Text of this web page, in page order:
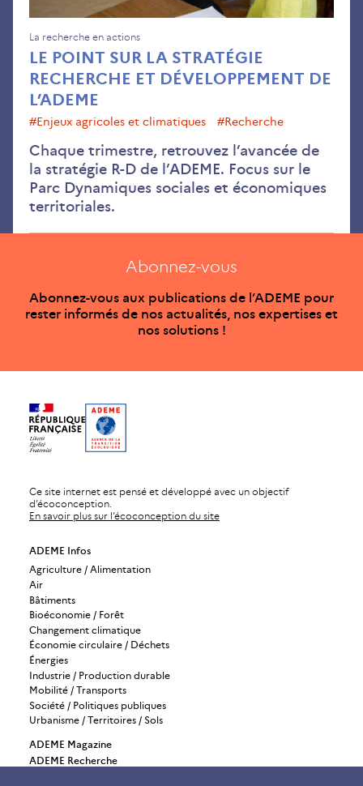
LE POINT SUR LA STRATÉGIE
RECHERCHE ET DÉVELOPPEMENT DE
L’ADEME
La recherche en actions
#enjeux agricoles et climatiques #recherche
Chaque trimestre, retrouvez l’avancée de
la stratégie R-D de l’ADEME. Focus sur le
Parc Dynamiques sociales et économiques
territoriales.
Abonnez-vous
Abonnez-vous aux publications de l’ADEME pour
rester informés de nos actualités, nos expertises et
nos solutions !
Ce site internet est pensé et développé avec un objectif
d’écoconception.
En savoir plus sur l’écoconception du site
ADEME Infos
Agriculture / Alimentation
Air
Bâtiments
Bioéconomie / Forêt
Changement climatique
Économie circulaire / Déchets
Énergies
Industrie / Production durable
Mobilité / Transports
Société / Politiques publiques
Urbanisme / Territoires / Sols
ADEME Magazine
ADEME Recherche